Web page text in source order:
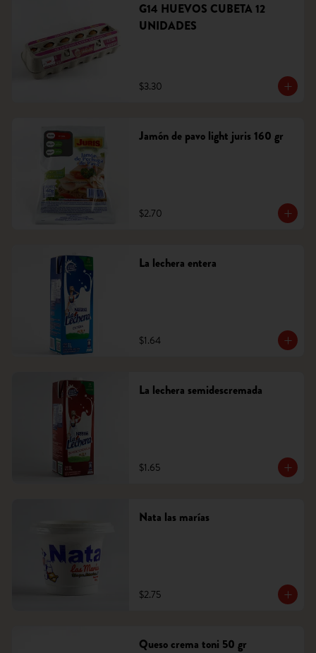
G14 HUEVOS CUBETA 12
UNIDADES
$3.30
Jamón de pavo light juris 160 gr
$2.70
La lechera entera
$1.64
La lechera semidescremada
$1.65
Nata las marías
$2.75
Queso crema toni 50 gr